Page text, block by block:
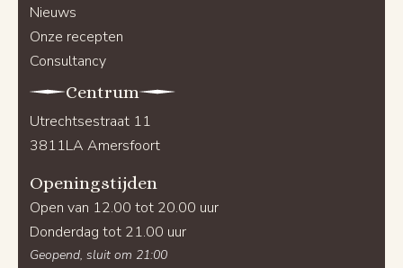
Nieuws
Onze recepten
Consultancy
Centrum
Utrechtsestraat 11
3811LA Amersfoort
Openingstijden
Open van 12.00 tot 20.00 uur
Donderdag tot 21.00 uur
Geopend, sluit om 21:00